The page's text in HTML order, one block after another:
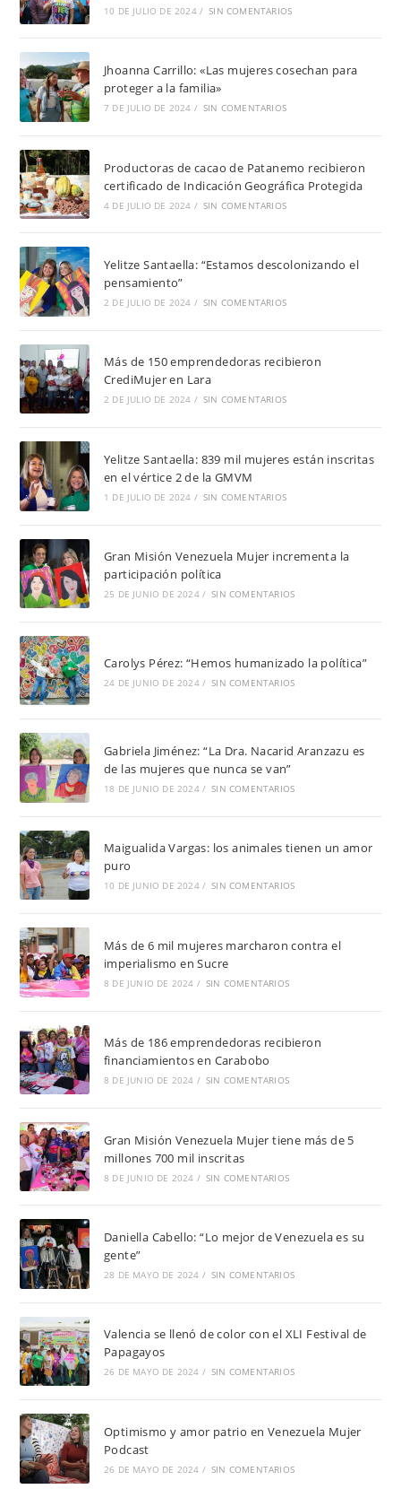
10 DE JULIO DE 2024 / SIN COMENTARIOS
Jhoanna Carrillo: «Las mujeres cosechan para
proteger a la familia»
7 DE JULIO DE 2024 / SIN COMENTARIOS
Productoras de cacao de Patanemo recibieron
certificado de Indicación Geográfica Protegida
4 DE JULIO DE 2024 / SIN COMENTARIOS
Yelitze Santaella: “Estamos descolonizando el
pensamiento”
2 DE JULIO DE 2024 / SIN COMENTARIOS
Más de 150 emprendedoras recibieron
CrediMujer en Lara
2 DE JULIO DE 2024 / SIN COMENTARIOS
Yelitze Santaella: 839 mil mujeres están inscritas
en el vértice 2 de la GMVM
1 DE JULIO DE 2024 / SIN COMENTARIOS
Gran Misión Venezuela Mujer incrementa la
participación política
25 DE JUNIO DE 2024 / SIN COMENTARIOS
Carolys Pérez: “Hemos humanizado la política”
24 DE JUNIO DE 2024 / SIN COMENTARIOS
Gabriela Jiménez: “La Dra. Nacarid Aranzazu es
de las mujeres que nunca se van”
18 DE JUNIO DE 2024 / SIN COMENTARIOS
Maigualida Vargas: los animales tienen un amor
puro
10 DE JUNIO DE 2024 / SIN COMENTARIOS
Más de 6 mil mujeres marcharon contra el
imperialismo en Sucre
8 DE JUNIO DE 2024 / SIN COMENTARIOS
Más de 186 emprendedoras recibieron
financiamientos en Carabobo
8 DE JUNIO DE 2024 / SIN COMENTARIOS
Gran Misión Venezuela Mujer tiene más de 5
millones 700 mil inscritas
8 DE JUNIO DE 2024 / SIN COMENTARIOS
Daniella Cabello: “Lo mejor de Venezuela es su
gente”
28 DE MAYO DE 2024 / SIN COMENTARIOS
Valencia se llenó de color con el XLI Festival de
Papagayos
26 DE MAYO DE 2024 / SIN COMENTARIOS
Optimismo y amor patrio en Venezuela Mujer
Podcast
26 DE MAYO DE 2024 / SIN COMENTARIOS